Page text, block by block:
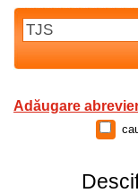
Adăugare